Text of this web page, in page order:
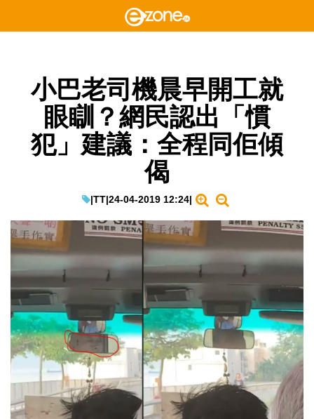
小巴老司機晨早開工就
眼瞓？網民認出「慣
犯」建議：全程同佢傾
偈
|TT|24-04-2019 12:24|